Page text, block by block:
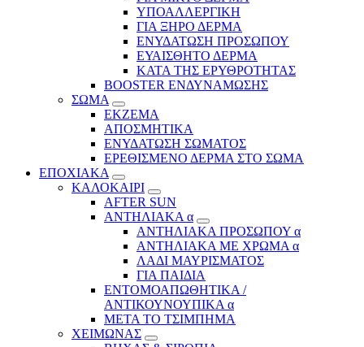
ΥΠΟΑΛΛΕΡΓΙΚΗ
ΓΙΑ ΞΗΡΟ ΔΕΡΜΑ
ΕΝΥΔΑΤΩΣΗ ΠΡΟΣΩΠΟΥ
ΕΥΑΙΣΘΗΤΟ ΔΕΡΜΑ
ΚΑΤΑ ΤΗΣ ΕΡΥΘΡΟΤΗΤΑΣ
BOOSTER ΕΝΔΥΝΑΜΩΣΗΣ
ΣΩΜΑ
ΕΚΖΕΜΑ
ΑΠΟΣΜΗΤΙΚΑ
ΕΝΥΔΑΤΩΣΗ ΣΩΜΑΤΟΣ
ΕΡΕΘΙΣΜΕΝΟ ΔΕΡΜΑ ΣΤΟ ΣΩΜΑ
ΕΠΟΧΙΑΚΑ
ΚΑΛΟΚΑΙΡΙ
AFTER SUN
ΑΝΤΗΛΙΑΚΑ α
ΑΝΤΗΛΙΑΚΑ ΠΡΟΣΩΠΟΥ α
ΑΝΤΗΛΙΑΚΑ ΜΕ ΧΡΩΜΑ α
ΛΑΔΙ ΜΑΥΡΙΣΜΑΤΟΣ
ΓΙΑ ΠΑΙΔΙΑ
ΕΝΤΟΜΟΑΠΩΘΗΤΙΚΑ /
ΑΝΤΙΚΟΥΝΟΥΠΙΚΑ α
ΜΕΤΑ ΤΟ ΤΣΙΜΠΗΜΑ
ΧΕΙΜΩΝΑΣ